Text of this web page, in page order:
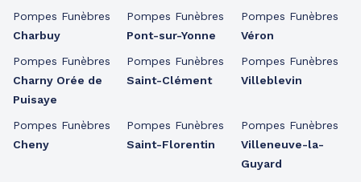
Pompes Funèbres
Charbuy
Pompes Funèbres
Charny Orée de
Puisaye
Pompes Funèbres
Cheny
Pompes Funèbres
Pont-sur-Yonne
Pompes Funèbres
Saint-Clément
Pompes Funèbres
Saint-Florentin
Pompes Funèbres
Véron
Pompes Funèbres
Villeblevin
Pompes Funèbres
Villeneuve-la-
Guyard